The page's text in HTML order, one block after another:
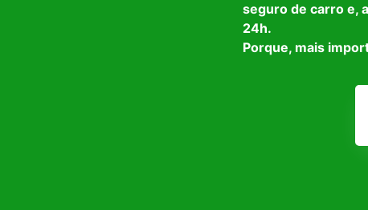
seguro de carro e,
24h.
Porque, mais